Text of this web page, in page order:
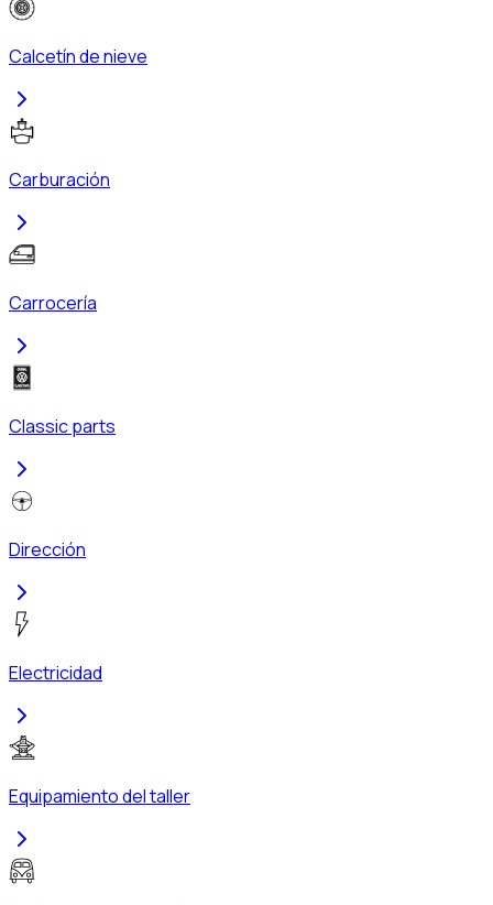
Calcetín de nieve
Carburación
Carrocería
Classic parts
Dirección
Electricidad
Equipamiento del taller